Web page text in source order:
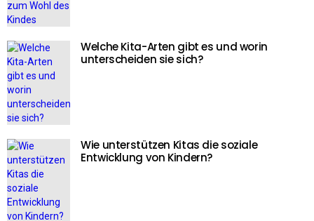
Welche Kita-Arten gibt es und worin
unterscheiden sie sich?
Wie unterstützen Kitas die soziale
Entwicklung von Kindern?